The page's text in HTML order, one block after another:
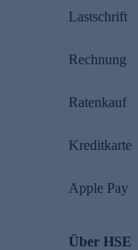
Lastschrift
Rechnung
Ratenkauf
Kreditkarte
Apple Pay
Über HSE